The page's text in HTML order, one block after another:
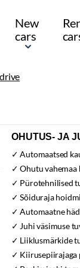
New
cars
OHUTUS- JA
Automaatsed
Ohutu vahemaa
Pürotehnilised
Sõiduraja
Automaatne
Juhi väsimuse
Liiklusmärkide